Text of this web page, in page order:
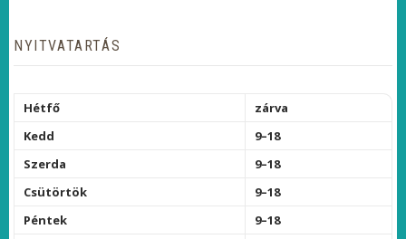
NYITVATARTÁS
Hétfő
zárva
Kedd
9–18
Szerda
9–18
Csütörtök
9–18
Péntek
9–18